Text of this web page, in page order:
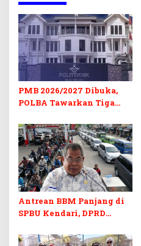
PMB 2026/2027 Dibuka,
POLBA Tawarkan Tiga
Kuliah Gratis
Antrean BBM Panjang di
SPBU Kendari, DPRD
Barcode Curang